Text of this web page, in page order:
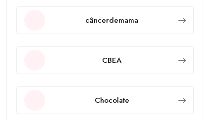
câncerdemama
CBEA
Chocolate